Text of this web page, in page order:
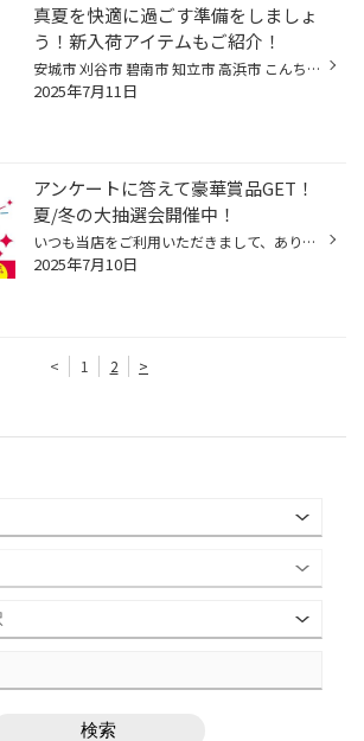
真夏を快適に過ごす準備をしましょ
う！新入荷アイテムもご紹介！
安城市 刈谷市 碧南市 知立市 高浜市 こんちにちは、安城市三河安城本町にありますタイヤ館安城店です！ いつもHPをご覧いただきありがとうございます。 タイヤ館アプリダウンロードでお得にタイヤGET 詳しくはこちら 今回は 真夏を少しでも快適に過ごせる準備を！ 近頃は日中は暑い日が増えてきま...
2025年7月11日
アンケートに答えて豪華賞品GET！
夏/冬の大抽選会開催中！
いつも当店をご利用いただきまして、ありがとうございます。 7月10日(木)から、「夏/冬の大抽選会」を開催しております！ コクピット・タイヤ館アプリからアンケートに答えて頂くと、抽選で豪華景品をプレゼント！ コクピット・タイヤ館アプリからアンケートをお答え頂いた方全員、抽選にご参加いた...
2025年7月10日
< 1 2 >